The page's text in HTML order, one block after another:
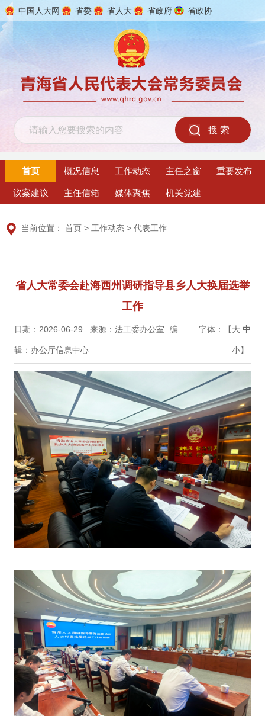
中国人大网 省委 省人大 省政府 省政协
首页 概况信息 工作动态 主任之窗 重要发布
议案建议 主任信箱 媒体聚焦 机关党建
当前位置：首页 >工作动态 >代表工作
省人大常委会赴海西州调研指导县乡人大换届选举
工作
日期：2026-06-29 来源：法工委办公室 编
辑：办公厅信息中心
字体：【大 中
小】